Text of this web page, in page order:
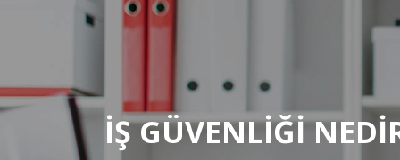
İŞ GÜVENLİĞİ